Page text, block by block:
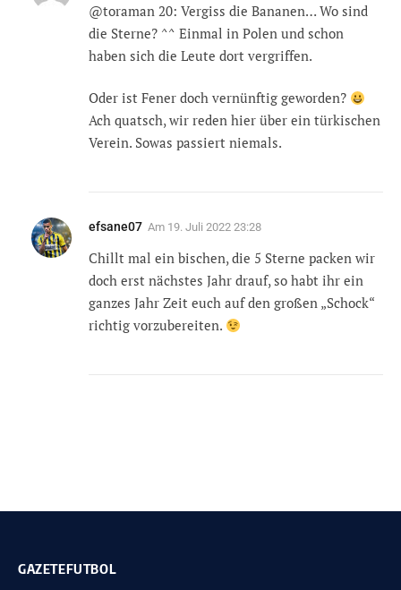
@toraman 20: Vergiss die Bananen… Wo sind
die Sterne? ^^ Einmal in Polen und schon
haben sich die Leute dort vergriffen.
Oder ist Fener doch vernünftig geworden?
Ach quatsch, wir reden hier über ein türkischen
Verein. Sowas passiert niemals.
efsane07 Am 19. Juli 2022 23:28
Chillt mal ein bischen, die 5 Sterne packen wir
doch erst nächstes Jahr drauf, so habt ihr ein
ganzes Jahr Zeit euch auf den großen „Schock“
richtig vorzubereiten.
GAZETEFUTBOL